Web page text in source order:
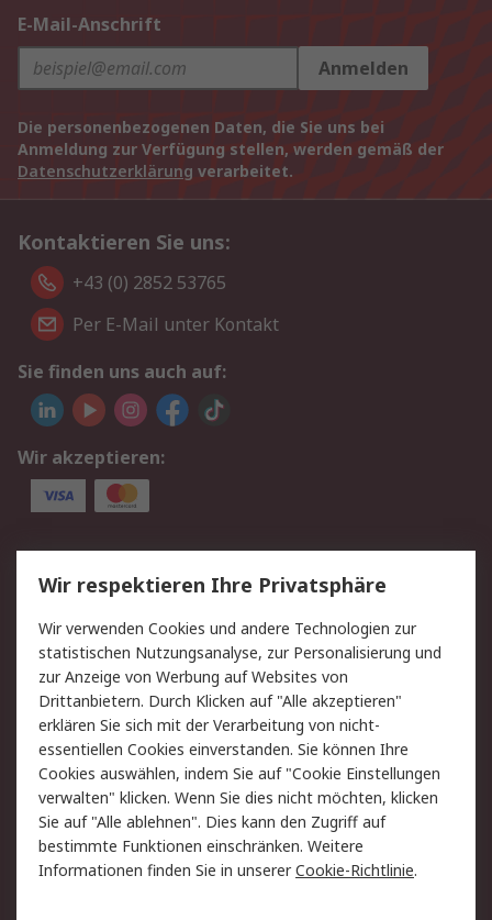
E-Mail-Anschrift
Anmelden
Die personenbezogenen Daten, die Sie uns bei
Anmeldung zur Verfügung stellen, werden gemäß der
Datenschutzerklärung verarbeitet.
Kontaktieren Sie uns:
+43 (0) 2852 53765
Per E-Mail unter Kontakt
Sie finden uns auch auf:
Wir akzeptieren:
Service
Value Added Services
Lieferlösungen
Rücksendung/Entsorgung Kontakt
Hilfe
Rechtliches
RS Verkaufs- und
Lieferbedingungen
Datenschutz
Cookie-Richtlinie
Zahlungsbedingungen
Impressum
Webseite Konditionen
Wir respektieren Ihre Privatsphäre
Wir verwenden Cookies und andere Technologien zur
statistischen Nutzungsanalyse, zur Personalisierung und
zur Anzeige von Werbung auf Websites von
Drittanbietern. Durch Klicken auf "Alle akzeptieren"
erklären Sie sich mit der Verarbeitung von nicht-
essentiellen Cookies einverstanden. Sie können Ihre
Cookies auswählen, indem Sie auf "Cookie Einstellungen
verwalten" klicken. Wenn Sie dies nicht möchten, klicken
Sie auf "Alle ablehnen". Dies kann den Zugriff auf
bestimmte Funktionen einschränken. Weitere
Informationen finden Sie in unsererCookie-Richtlinie.